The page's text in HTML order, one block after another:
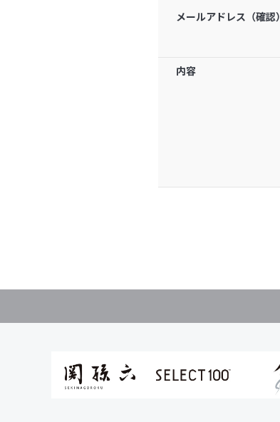
メールアドレス（確認）
内容